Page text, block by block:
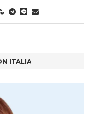
ITALIA